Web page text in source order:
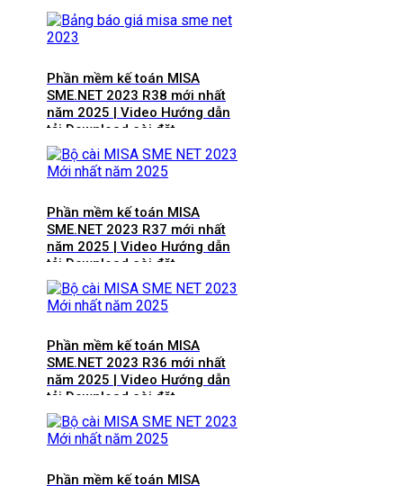
Phần mềm kế toán MISA
SME.NET 2023 R38 mới nhất
năm 2025 | Video Hướng dẫn
tải Download cài đặt
Phần mềm kế toán MISA
SME.NET 2023 R37 mới nhất
năm 2025 | Video Hướng dẫn
tải Download cài đặt
Phần mềm kế toán MISA
SME.NET 2023 R36 mới nhất
năm 2025 | Video Hướng dẫn
tải Download cài đặt
Phần mềm kế toán MISA